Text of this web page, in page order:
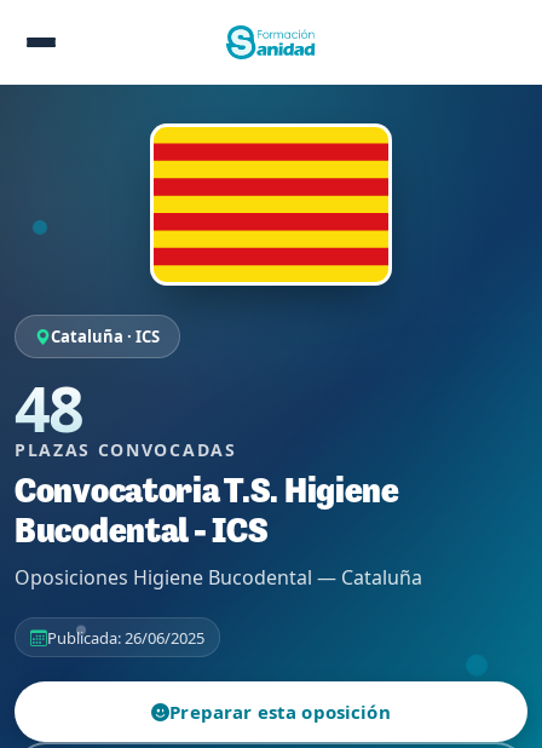
Cataluña · ICS
48
PLAZAS CONVOCADAS
Convocatoria T.S. Higiene
Bucodental - ICS
Oposiciones Higiene Bucodental — Cataluña
Publicada: 26/06/2025
Preparar esta oposición